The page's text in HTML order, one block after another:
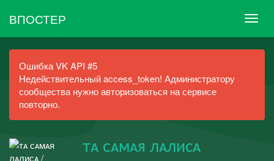
ВПОСТЕР
Ошибка VK API #5
Недействительный access_token! Администратору
сообщества нужно авторизоваться на сервисе
повторно.
тᴀ ᴄᴀмᴀя лᴀлисᴀ